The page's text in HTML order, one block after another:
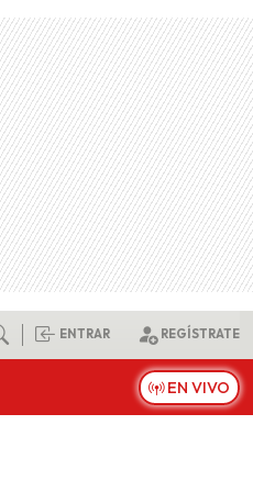
ENTRAR REGÍSTRATE
EN VIVO